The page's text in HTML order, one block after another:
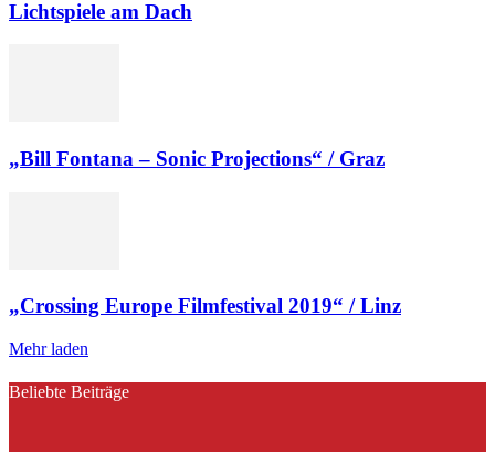
Lichtspiele am Dach
„Bill Fontana – Sonic Projections“ / Graz
„Crossing Europe Filmfestival 2019“ / Linz
Mehr laden
Beliebte Beiträge